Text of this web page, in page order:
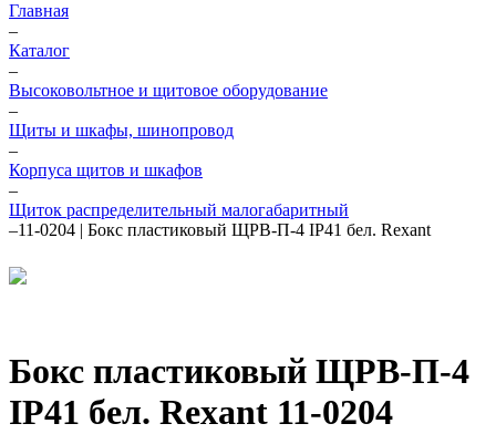
Главная
–
Каталог
–
Высоковольтное и щитовое оборудование
–
Щиты и шкафы, шинопровод
–
Корпуса щитов и шкафов
–
Щиток распределительный малогабаритный
–11-0204 | Бокс пластиковый ЩРВ-П-4 IP41 бел. Rexant
Бокс пластиковый ЩРВ-П-4
IP41 бел. Rexant 11-0204